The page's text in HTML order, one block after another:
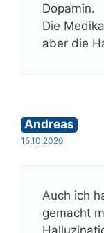
Dopamin.
Die
aber die
Andreas
15.10.2020
Auch ich
gemacht